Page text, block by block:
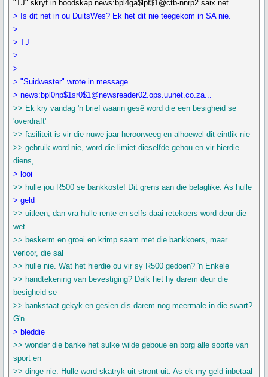
"TJ" skryf in boodskap news:bpl4ga$lpf$1@ctb-nnrp2.saix.net...
> Is dit net in ou DuitsWes? Ek het dit nie teegekom in SA nie.
>
> TJ
>
>
> "Suidwester" wrote in message
> news:bpl0np$1sr0$1@newsreader02.ops.uunet.co.za...
>> Ek kry vandag 'n brief waarin gesê word die een besigheid se
'overdraft'
>> fasiliteit is vir die nuwe jaar heroorweeg en alhoewel dit eintlik nie
>> gebruik word nie, word die limiet dieselfde gehou en vir hierdie
diens,
> looi
>> hulle jou R500 se bankkoste! Dit grens aan die belaglike. As hulle
> geld
>> uitleen, dan vra hulle rente en selfs daai retekoers word deur die
wet
>> beskerm en groei en krimp saam met die bankkoers, maar
verloor, die sal
>> hulle nie. Wat het hierdie ou vir sy R500 gedoen? 'n Enkele
>> handtekening van bevestiging? Dalk het hy darem deur die
besigheid se
>> bankstaat gekyk en gesien dis darem nog meermale in die swart?
G'n
> bleddie
>> wonder die banke het sulke wilde geboue en borg alle soorte van
sport en
>> dinge nie. Hulle word skatryk uit stront uit. As ek my geld inbetaal